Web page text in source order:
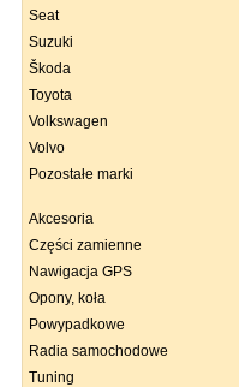
Seat
Suzuki
Škoda
Toyota
Volkswagen
Volvo
Pozostałe marki
Akcesoria
Części zamienne
Nawigacja GPS
Opony, koła
Powypadkowe
Radia samochodowe
Tuning